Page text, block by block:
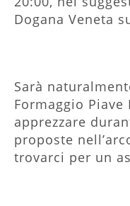
Dogana Veneta
Sarà
Formaggio Piave
apprezzare
proposte
trovarci per un